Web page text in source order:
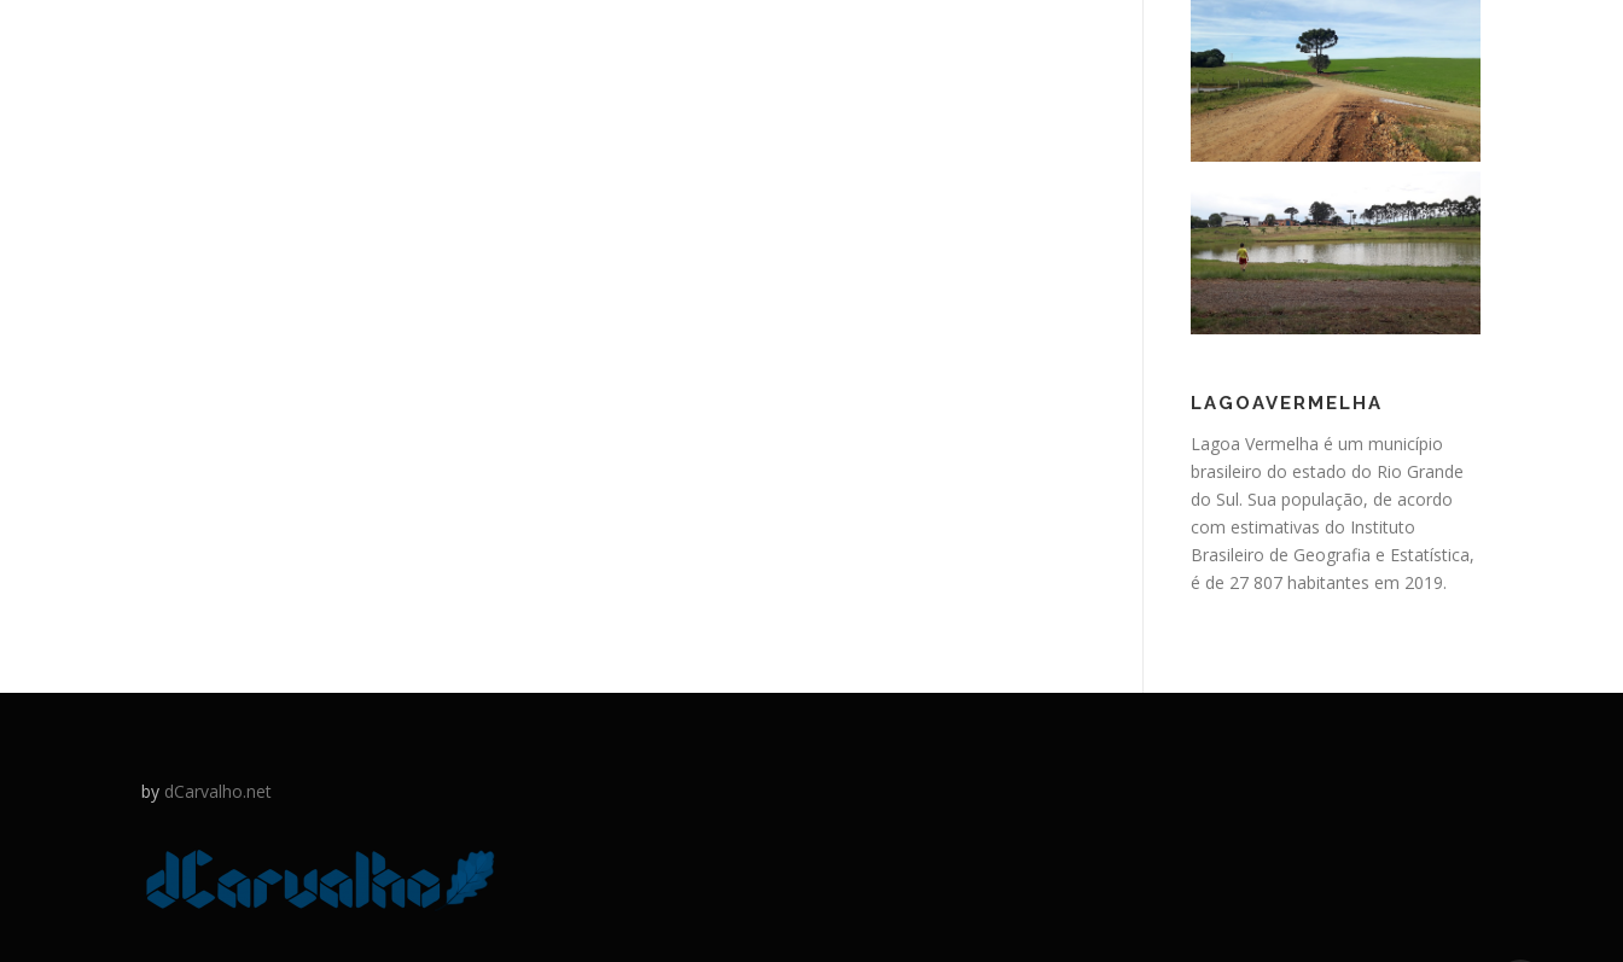
LAGOAVERMELHA
Lagoa Vermelha é um município
brasileiro do estado do Rio Grande
do Sul. Sua população, de acordo
com estimativas do Instituto
Brasileiro de Geografia e Estatística,
é de 27 807 habitantes em 2019.
by dCarvalho.net